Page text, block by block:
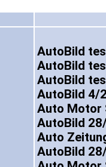
AutoBild
AutoBild
AutoBild
AutoBild 4/
Auto Motor
AutoBild
Auto
AutoBild